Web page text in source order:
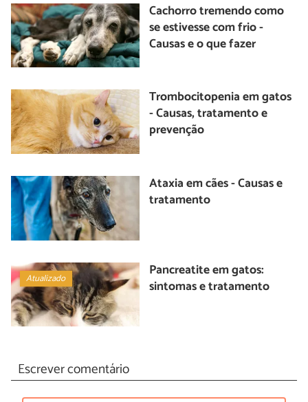
Cachorro tremendo como
se estivesse com frio -
Causas e o que fazer
Trombocitopenia em gatos
- Causas, tratamento e
prevenção
Ataxia em cães - Causas e
tratamento
Atualizado
Pancreatite em gatos:
sintomas e tratamento
Escrever comentário